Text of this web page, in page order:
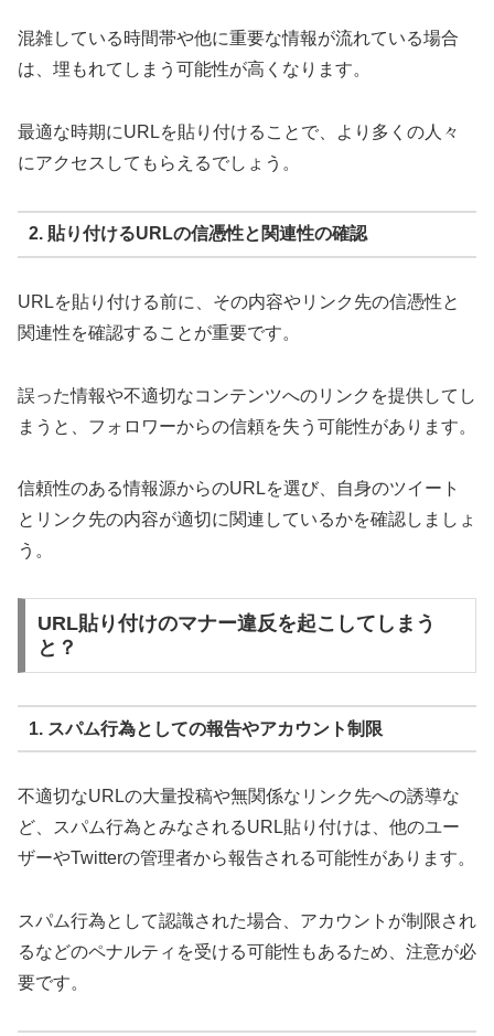
混雑している時間帯や他に重要な情報が流れている場合
は、埋もれてしまう可能性が高くなります。
最適な時期にURLを貼り付けることで、より多くの人々
にアクセスしてもらえるでしょう。
2. 貼り付けるURLの信憑性と関連性の確認
URLを貼り付ける前に、その内容やリンク先の信憑性と
関連性を確認することが重要です。
誤った情報や不適切なコンテンツへのリンクを提供してし
まうと、フォロワーからの信頼を失う可能性があります。
信頼性のある情報源からのURLを選び、自身のツイート
とリンク先の内容が適切に関連しているかを確認しましょ
う。
URL貼り付けのマナー違反を起こしてしまう
と？
1. スパム行為としての報告やアカウント制限
不適切なURLの大量投稿や無関係なリンク先への誘導な
ど、スパム行為とみなされるURL貼り付けは、他のユー
ザーやTwitterの管理者から報告される可能性があります。
スパム行為として認識された場合、アカウントが制限され
るなどのペナルティを受ける可能性もあるため、注意が必
要です。